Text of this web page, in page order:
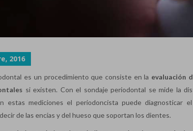
2016
es un procedimiento que consiste en la evaluación
si existen. Con el sondaje periodontal se mide la
estas mediciones el periodoncista puede diagnosticar
de las encías y del hueso que soportan los dientes.